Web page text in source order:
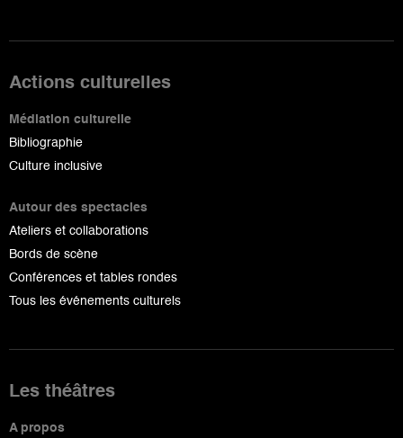
Actions culturelles
Médiation culturelle
Bibliographie
Culture inclusive
Autour des spectacles
Ateliers et collaborations
Bords de scène
Conférences et tables rondes
Tous les événements culturels
Les théâtres
A propos